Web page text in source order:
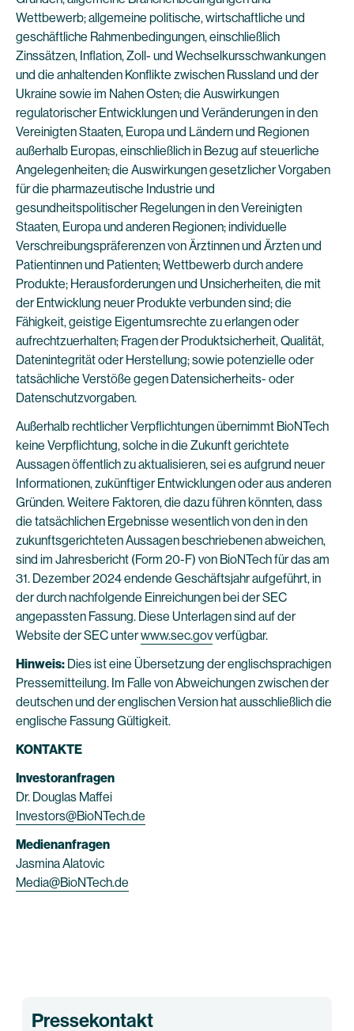
Wettbewerb; allgemeine politische, wirtschaftliche und
geschäftliche Rahmenbedingungen, einschließlich
Zinssätzen, Inflation, Zoll- und Wechselkursschwankungen
und die anhaltenden Konflikte zwischen Russland und der
Ukraine sowie im Nahen Osten; die Auswirkungen
regulatorischer Entwicklungen und Veränderungen in den
Vereinigten Staaten, Europa und Ländern und Regionen
außerhalb Europas, einschließlich in Bezug auf steuerliche
Angelegenheiten; die Auswirkungen gesetzlicher Vorgaben
für die pharmazeutische Industrie und
gesundheitspolitischer Regelungen in den Vereinigten
Staaten, Europa und anderen Regionen; individuelle
Verschreibungspräferenzen von Ärztinnen und Ärzten und
Patientinnen und Patienten; Wettbewerb durch andere
Produkte; Herausforderungen und Unsicherheiten, die mit
der Entwicklung neuer Produkte verbunden sind; die
Fähigkeit, geistige Eigentumsrechte zu erlangen oder
aufrechtzuerhalten; Fragen der Produktsicherheit, Qualität,
Datenintegrität oder Herstellung; sowie potenzielle oder
tatsächliche Verstöße gegen Datensicherheits- oder
Datenschutzvorgaben.
Außerhalb rechtlicher Verpflichtungen übernimmt BioNTech
keine Verpflichtung, solche in die Zukunft gerichtete
Aussagen öffentlich zu aktualisieren, sei es aufgrund neuer
Informationen, zukünftiger Entwicklungen oder aus anderen
Gründen. Weitere Faktoren, die dazu führen könnten, dass
die tatsächlichen Ergebnisse wesentlich von den in den
zukunftsgerichteten Aussagen beschriebenen abweichen,
sind im Jahresbericht (Form 20-F) von BioNTech für das am
31. Dezember 2024 endende Geschäftsjahr aufgeführt, in
der durch nachfolgende Einreichungen bei der SEC
angepassten Fassung. Diese Unterlagen sind auf der
Website der SEC unterwww.sec.govverfügbar.
Hinweis: Dies ist eine Übersetzung der englischsprachigen
Pressemitteilung. Im Falle von Abweichungen zwischen der
deutschen und der englischen Version hat ausschließlich die
englische Fassung Gültigkeit.
KONTAKTE
Investoranfragen
Dr. Douglas Maffei
Investors@BioNTech.de
Medienanfragen
Jasmina Alatovic
Media@BioNTech.de
Pressekontakt